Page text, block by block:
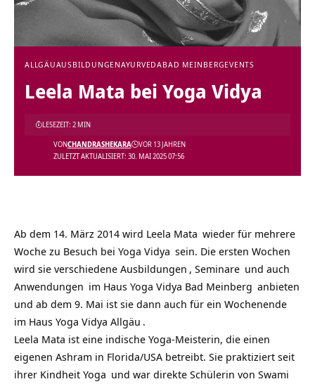
ALLGÄUAUSBILDUNGENAYURVEDABAD MEINBERGEVENTS
Leela Mata bei Yoga Vidya
ZULETZT AKTUALISIERT: 30. MAI 2025 07:56
VONCHANDRASHEKARA VOR 13 JAHREN
LESEZEIT: 2 MIN
Ab dem 14. März 2014 wird Leela Mata wieder für mehrere
Woche zu Besuch bei Yoga Vidya sein. Die ersten Wochen
wird sie verschiedene Ausbildungen , Seminare und auch
Anwendungen im Haus Yoga Vidya Bad Meinberg anbieten
und ab dem 9. Mai ist sie dann auch für ein Wochenende
im Haus Yoga Vidya Allgäu .
Leela Mata ist eine indische Yoga-Meisterin, die einen
eigenen Ashram in Florida/USA betreibt. Sie praktiziert seit
ihrer Kindheit Yoga und war direkte Schülerin von Swami